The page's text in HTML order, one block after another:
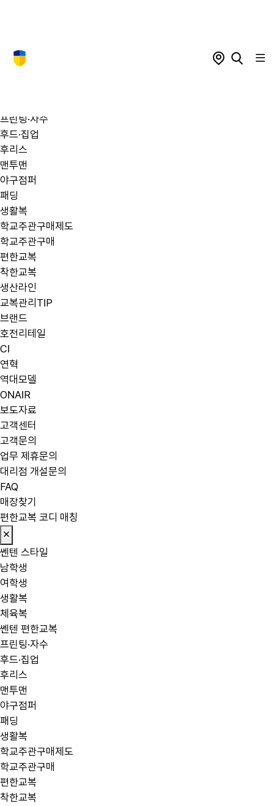
여학생
프린팅·자수
후드·집업
후리스
맨투맨
야구점퍼
패딩
생활복
학교주관구매제도
학교주관구매
편한교복
착한교복
생산라인
교복관리TIP
브랜드
호전리테일
CI
연혁
역대모델
ONAIR
보도자료
고객센터
고객문의
업무 제휴문의
대리점 개설문의
FAQ
매장찾기
편한교복 코디 매칭
쎈텐 스타일
남학생
여학생
생활복
체육복
쎈텐 편한교복
프린팅·자수
후드·집업
후리스
맨투맨
야구점퍼
패딩
생활복
학교주관구매제도
학교주관구매
편한교복
착한교복